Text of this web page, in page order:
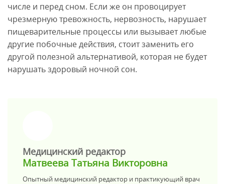
числе и перед сном. Если же он провоцирует
чрезмерную тревожность, нервозность, нарушает
пищеварительные процессы или вызывает любые
другие побочные действия, стоит заменить его
другой полезной альтернативой, которая не будет
нарушать здоровый ночной сон.
>
Медицинский редактор
Матвеева Татьяна Викторовна
Опытный медицинский редактор и практикующий врач